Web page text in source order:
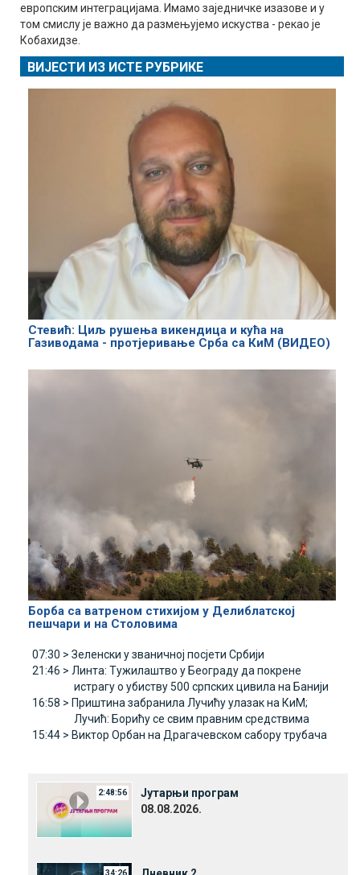
европским интеграцијама. Имамо заједничке изазове и у
том смислу је важно да размењујемо искуства - рекао је
Кобахидзе.
ВИЈЕСТИ ИЗ ИСТЕ РУБРИКЕ
Стевић: Циљ рушења викендица и кућа на
Газиводама - протјеривање Срба са КиМ (ВИДЕО)
Борба са ватреном стихијом у Делиблатској
пешчари и на Столовима
07:30 > Зеленски у званичној посјети Србији
21:46 > Линта: Tужилаштво у Београду да покрене
истрагу о убиству 500 српских цивила на Банији
16:58 > Приштина забранила Лучићу улазак на КиМ;
Лучић: Борићу се свим правним средствима
15:44 > Виктор Орбан на Драгачевском сабору трубача
2:48:56
Јутарњи програм
08.08.2026.
34:26